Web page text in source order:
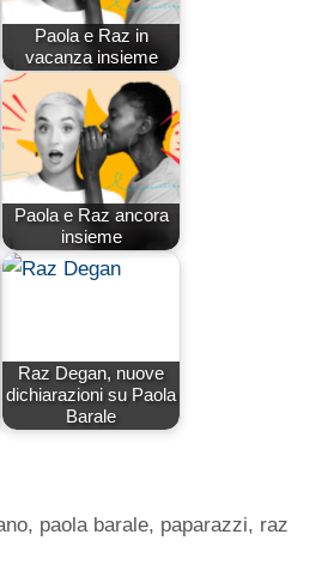
Paola e Raz in
vacanza insieme
Paola e Raz ancora
insieme
Raz Degan, nuove
dichiarazioni su Paola
Barale
, paola barale, paparazzi, raz